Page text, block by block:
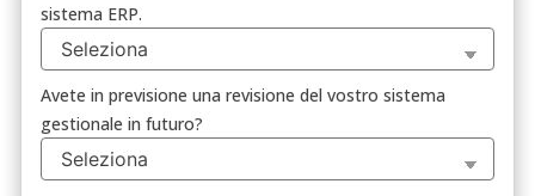
sistema ERP.
Avete in previsione una revisione del vostro sistema
gestionale in futuro?